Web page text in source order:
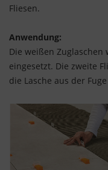
Fliesen.
Anwendung:
Die weißen Zuglaschen
eingesetzt. Die zweite
die Lasche aus der